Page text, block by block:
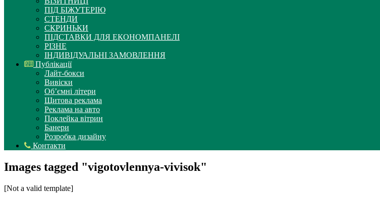
ПІД БІЖУТЕРІЮ
СТЕНДИ
СКРИНЬКИ
ПІДСТАВКИ ДЛЯ ЕКОНОМПАНЕЛІ
РІЗНЕ
ІНДИВІДУАЛЬНІ ЗАМОВЛЕННЯ
Публікації
Лайт-бокси
Вивіски
Об’ємні літери
Щитова реклама
Реклама на авто
Поклейка вітрин
Банери
Розробка дизайну
Контакти
Images tagged "vigotovlennya-vivisok"
[Not a valid template]